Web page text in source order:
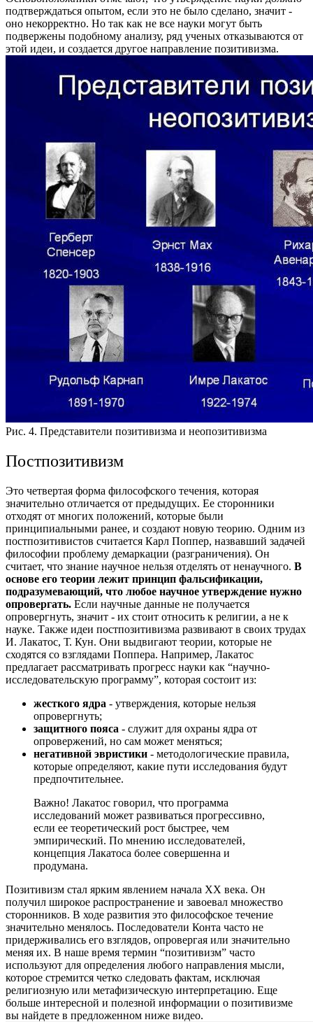
подтверждаться опытом, если это не было сделано, значит -
оно некорректно. Но так как не все науки могут быть
подвержены подобному анализу, ряд ученых отказываются от
этой идеи, и создается другое направление позитивизма.
Рис. 4. Представители позитивизма и неопозитивизма
Постпозитивизм
Это четвертая форма философского течения, которая
значительно отличается от предыдущих. Ее сторонники
отходят от многих положений, которые были
принципиальными ранее, и создают новую теорию. Одним из
постпозитивистов считается Карл Поппер, назвавший задачей
философии проблему демаркации (разграничения). Он
считает, что знание научное нельзя отделять от ненаучного. В
основе его теории лежит принцип фальсификации,
подразумевающий, что любое научное утверждение нужно
опровергать. Если научные данные не получается
опровергнуть, значит - их стоит относить к религии, а не к
науке. Также идеи постпозитивизма развивают в своих трудах
И. Лакатос, Т. Кун. Они выдвигают теории, которые не
сходятся со взглядами Поппера. Например, Лакатос
предлагает рассматривать прогресс науки как “научно-
исследовательскую программу”, которая состоит из:
жесткого ядра - утверждения, которые нельзя
опровергнуть;
защитного пояса - служит для охраны ядра от
опровержений, но сам может меняться;
негативной эвристики - методологические правила,
которые определяют, какие пути исследования будут
предпочтительнее.
Важно! Лакатос говорил, что программа
исследований может развиваться прогрессивно,
если ее теоретический рост быстрее, чем
эмпирический. По мнению исследователей,
концепция Лакатоса более совершенна и
продумана.
Позитивизм стал ярким явлением начала ХХ века. Он
получил широкое распространение и завоевал множество
сторонников. В ходе развития это философское течение
значительно менялось. Последователи Конта часто не
придерживались его взглядов, опровергая или значительно
меняя их. В наше время термин “позитивизм” часто
используют для определения любого направления мысли,
которое стремится четко следовать фактам, исключая
религиозную или метафизическую интерпретацию. Еще
больше интересной и полезной информации о позитивизме
вы найдете в предложенном ниже видео.